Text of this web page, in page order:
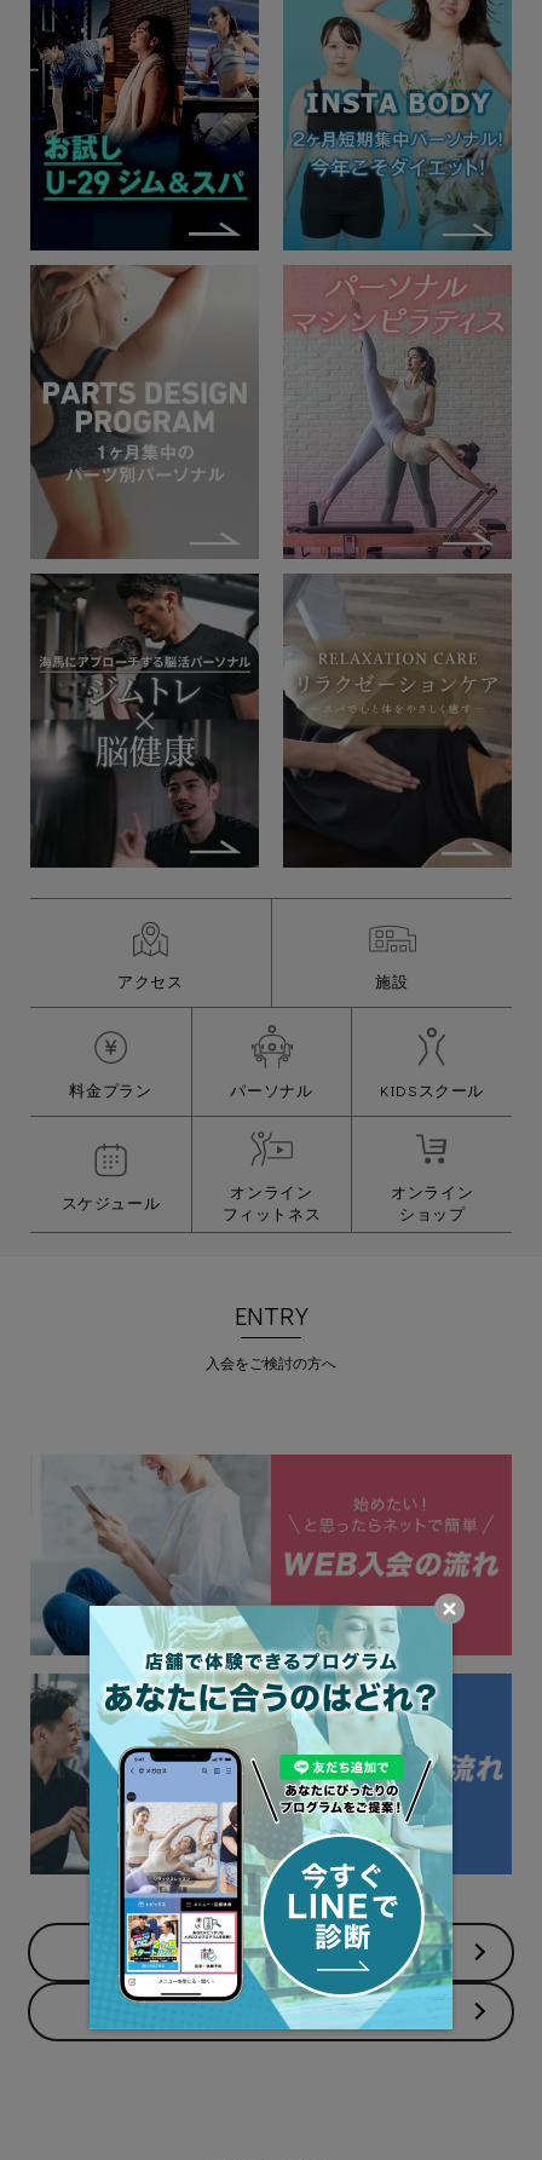
アクセス 施設
料金プラン パーソナル KIDSスクール
スケジュール
オンライン
フィットネス
オンライン
ショップ
ENTRY
入会をご検討の方へ
店舗へのお問い合わせ
よくあるご質問